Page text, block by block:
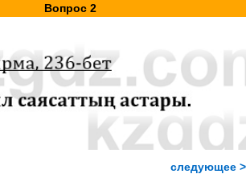
Вопрос 2
следующее >